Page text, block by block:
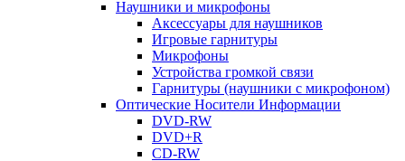
Наушники и микрофоны
Аксессуары для наушников
Игровые гарнитуры
Микрофоны
Устройства громкой связи
Гарнитуры (наушники с микрофоном)
Оптические Носители Информации
DVD-RW
DVD+R
CD-RW